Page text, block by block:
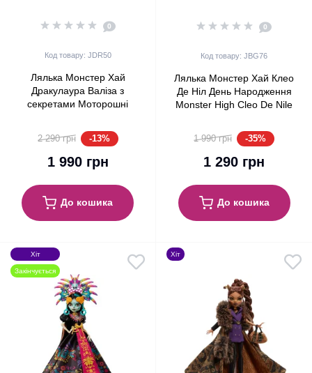
0
Код товару: JDR50
Лялька Монстер Хай
Дракулаура Валіза з
секретами Моторошні
Skulltimate Secrets
Draculaura Destination:
Gore-geous Oasis (JDR50)
2 290 грн -13%
1 990 грн
До кошика
0
Код товару: JBG76
Лялька Монстер Хай Клео
Де Ніл День Народження
Monster High Cleo De Nile
(JBG76)
1 990 грн -35%
1 290 грн
До кошика
Хіт
Закінчується
Хіт